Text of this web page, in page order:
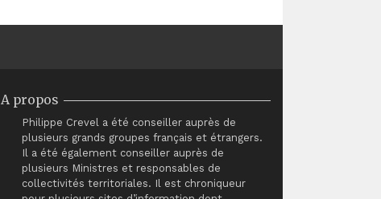
A propos
Philippe Crevel a été conseiller auprès de
plusieurs grands groupes français et étrangers.
Il a été également conseiller auprès de
plusieurs Ministres et responsables de
collectivités territoriales. Il est chroniqueur